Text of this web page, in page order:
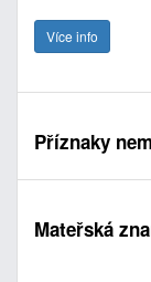
Více info
Příznaky
Mateřská